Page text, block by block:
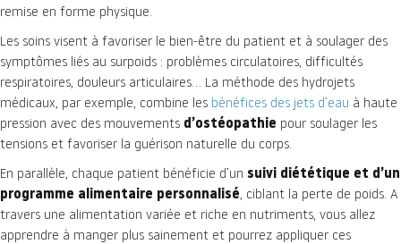
remise en forme physique.
Les soins visent à favoriser le bien-être du patient et à soulager des
symptômes liés au surpoids : problèmes circulatoires, difficultés
respiratoires, douleurs articulaires… La méthode des hydrojets
médicaux, par exemple, combine les bénéfices des jets d’eau à haute
pression avec des mouvements d’ostéopathie pour soulager les
tensions et favoriser la guérison naturelle du corps.
En parallèle, chaque patient bénéficie d’un suivi diététique et d’un
programme alimentaire personnalisé, ciblant la perte de poids. A
travers une alimentation variée et riche en nutriments, vous allez
apprendre à manger plus sainement et pourrez appliquer ces